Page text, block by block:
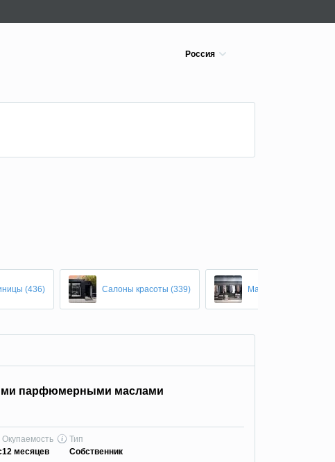
Россия
(436) Салоны красоты (339) Магазины одежды
парфюмерными маслами
Окупаемость
12 месяцев
Тип
Собственник